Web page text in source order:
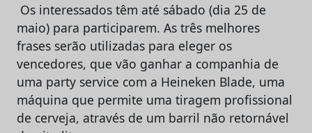
Os interessados têm até sábado (dia 25 de
maio) para participarem. As três melhores
frases serão utilizadas para eleger os
vencedores, que vão ganhar a companhia de
uma party service com a Heineken Blade, uma
máquina que permite uma tiragem profissional
de cerveja, através de um barril não retornável